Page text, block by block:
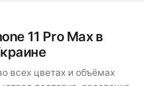
11 Pro Max в
всех цветах и объёмах